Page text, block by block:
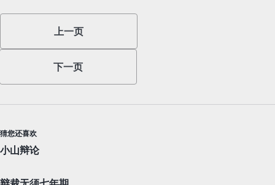
上一页
下一页
猜您还喜欢
小山辩论